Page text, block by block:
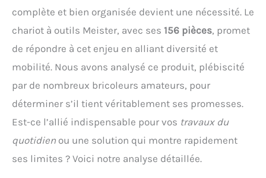
complète et bien organisée devient une nécessité. Le
chariot à outils Meister, avec ses 156 pièces, promet
de répondre à cet enjeu en alliant diversité et
mobilité. Nous avons analysé ce produit, plébiscité
par de nombreux bricoleurs amateurs, pour
déterminer s’il tient véritablement ses promesses.
Est-ce l’allié indispensable pour vos travaux du
quotidien ou une solution qui montre rapidement
ses limites ? Voici notre analyse détaillée.